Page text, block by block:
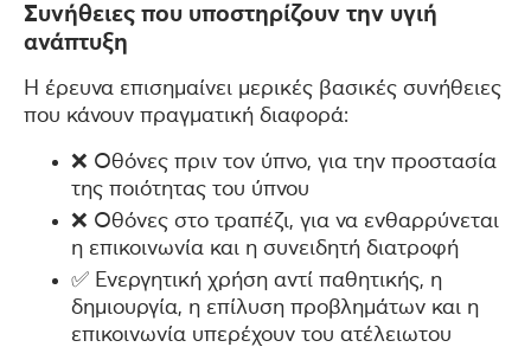
Συνήθειες που υποστηρίζουν την υγιή
ανάπτυξη
Η έρευνα επισημαίνει μερικές βασικές συνήθειες
που κάνουν πραγματική διαφορά:
❌ Οθόνες πριν τον ύπνο, για την προστασία
της ποιότητας του ύπνου
❌ Οθόνες στο τραπέζι, για να ενθαρρύνεται
η επικοινωνία και η συνειδητή διατροφή
✅ Ενεργητική χρήση αντί παθητικής, η
δημιουργία, η επίλυση προβλημάτων και η
επικοινωνία υπερέχουν του ατέλειωτου